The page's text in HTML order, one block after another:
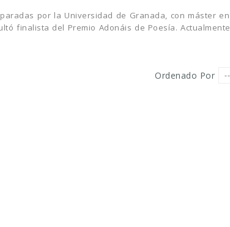
por la Universidad de Granada, con máster
finalista del Premio Adonáis de Poesía.
Ordenado Por --